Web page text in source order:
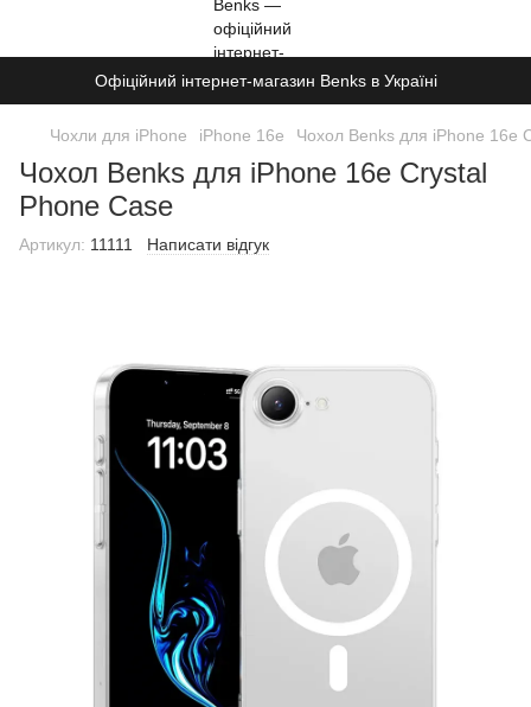
Офіційний інтернет-магазин Benks в Україні
Чохли для iPhone iPhone 16e Чохол Benks для iPhone 16e
Чохол Benks для iPhone 16e Crystal
Phone Case
Артикул: 11111 Написати відгук